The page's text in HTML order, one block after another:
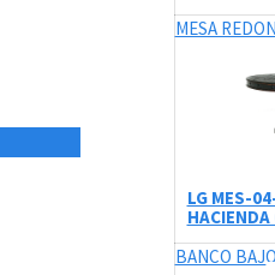
MESA
LG MES-
BANCO